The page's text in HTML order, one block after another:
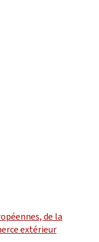
de la
extérieur